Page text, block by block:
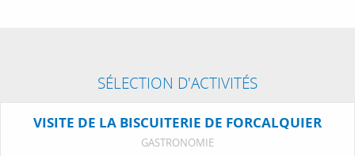
SÉLECTION D'ACTIVITÉS
VISITE DE LA BISCUITERIE DE FORCALQUIER
GASTRONOMIE